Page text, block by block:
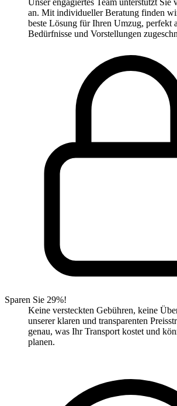
Unser engagiertes Team unterstützt Sie
an. Mit individueller Beratung finden
beste Lösung für Ihren Umzug, perfekt
Bedürfnisse und Vorstellungen
Sparen Sie 29%!
Keine versteckten Gebühren, keine
unserer klaren und transparenten
genau, was Ihr Transport kostet und
planen.